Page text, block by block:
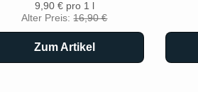
9,90 € pro 1 l
Alter Preis:16,90 €
Zum Artikel